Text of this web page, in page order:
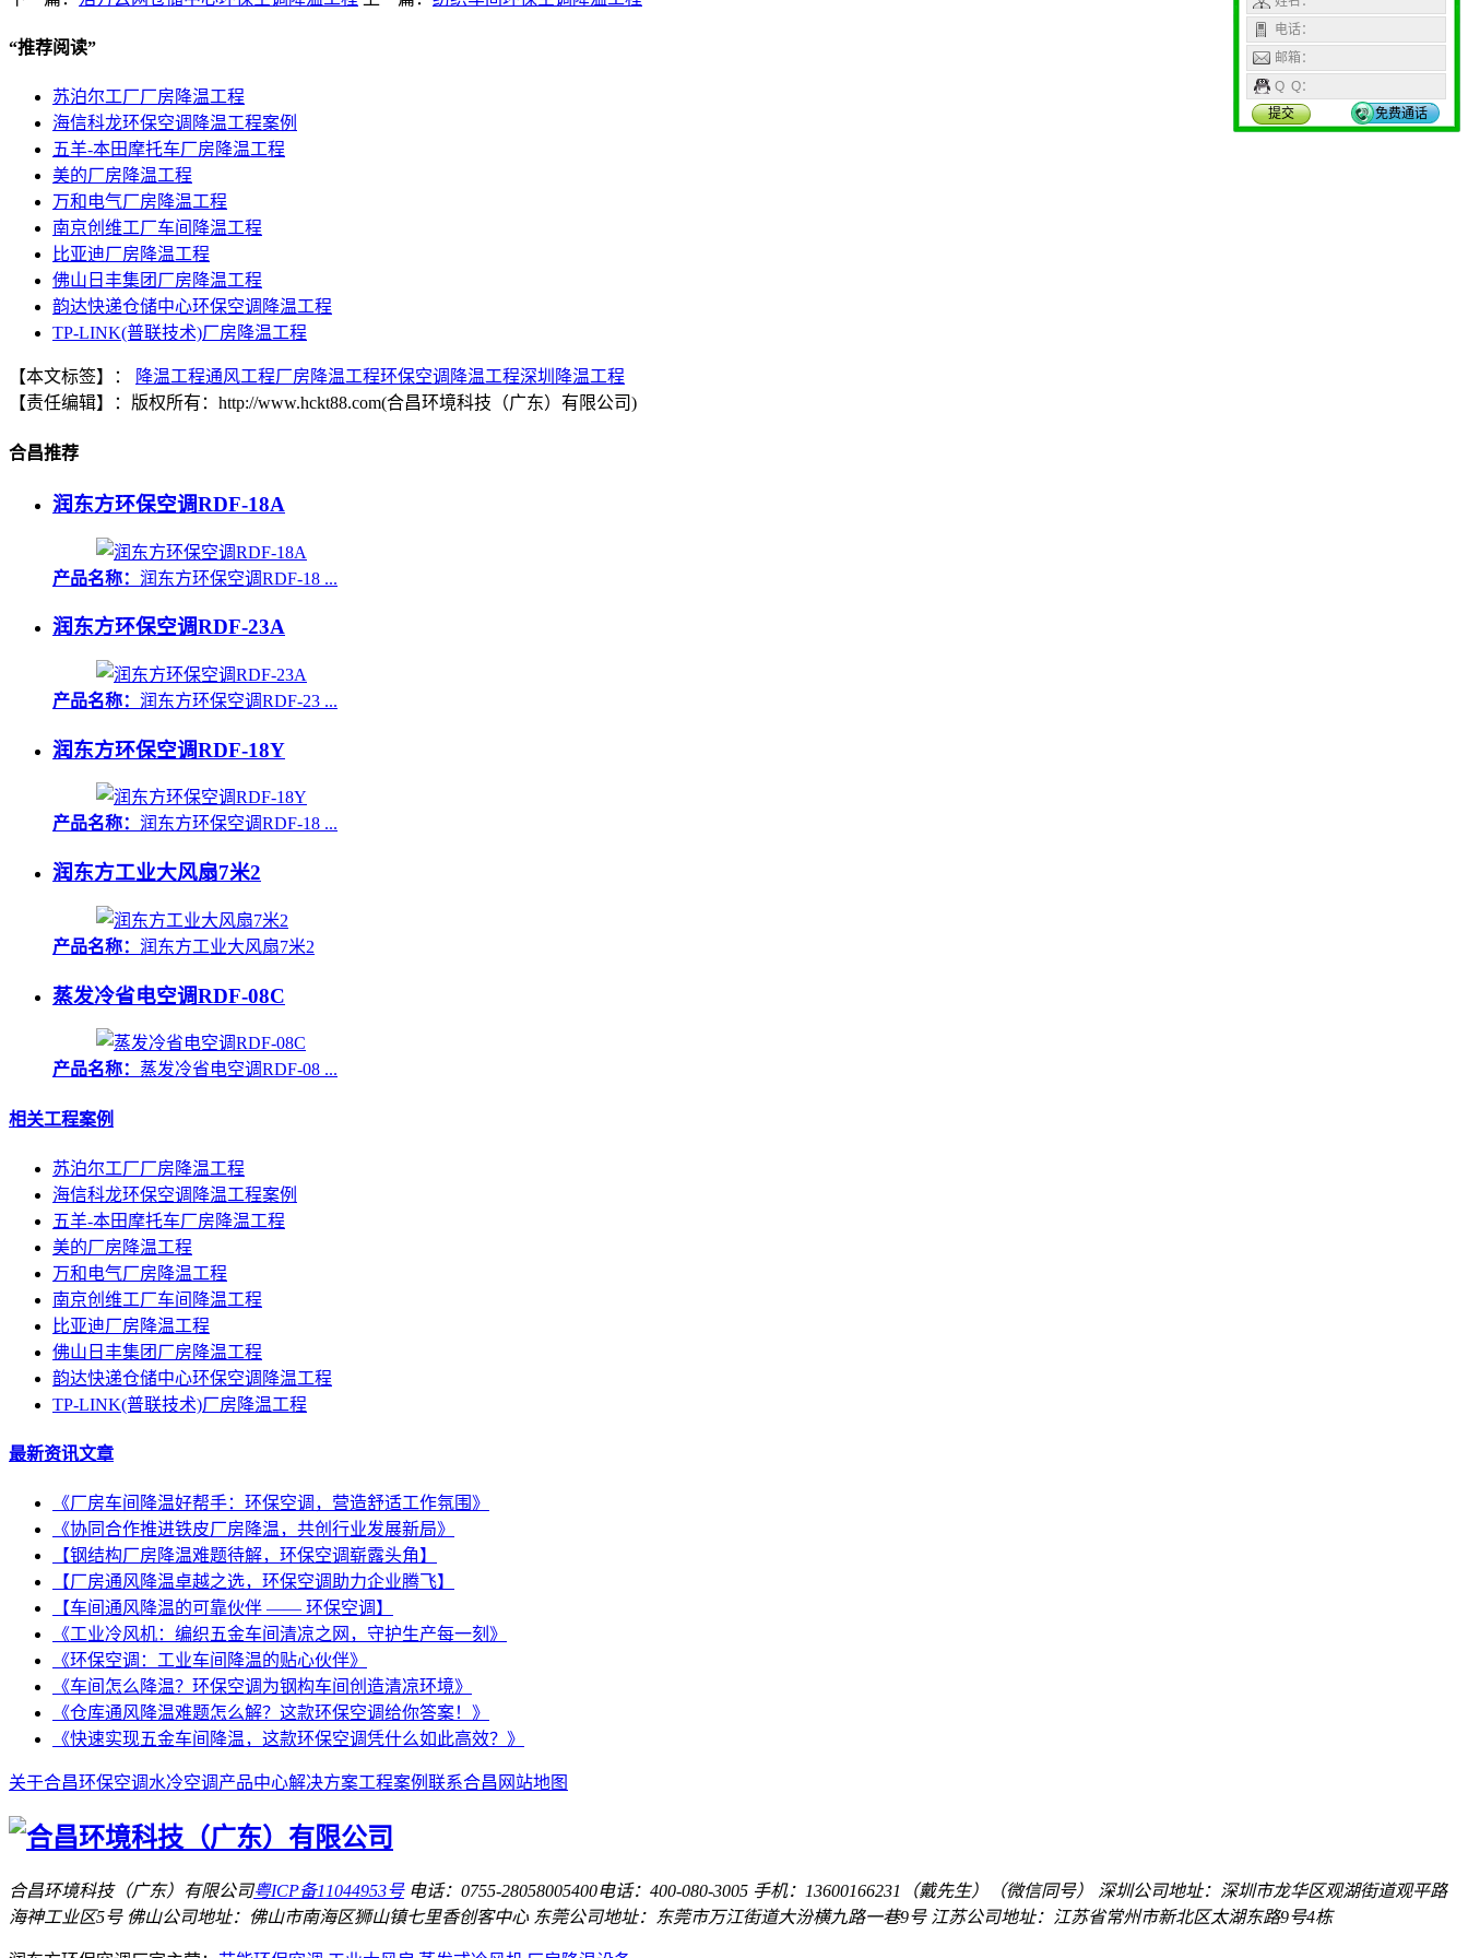
“推荐阅读”
苏泊尔工厂厂房降温工程
海信科龙环保空调降温工程案例
五羊-本田摩托车厂房降温工程
美的厂房降温工程
万和电气厂房降温工程
南京创维工厂车间降温工程
比亚迪厂房降温工程
佛山日丰集团厂房降温工程
韵达快递仓储中心环保空调降温工程
TP-LINK(普联技术)厂房降温工程
【本文标签】： 降温工程通风工程厂房降温工程环保空调降温工程深圳降温工程
【责任编辑】： 版权所有： http://www.hckt88.com(合昌环境科技（广东）有限公司)
合昌推荐
润东方环保空调RDF-18A
产品名称： 润东方环保空调RDF-18 ...
润东方环保空调RDF-23A
产品名称： 润东方环保空调RDF-23 ...
润东方环保空调RDF-18Y
产品名称： 润东方环保空调RDF-18 ...
润东方工业大风扇7米2
产品名称： 润东方工业大风扇7米2
蒸发冷省电空调RDF-08C
产品名称： 蒸发冷省电空调RDF-08 ...
相关工程案例
苏泊尔工厂厂房降温工程
海信科龙环保空调降温工程案例
五羊-本田摩托车厂房降温工程
美的厂房降温工程
万和电气厂房降温工程
南京创维工厂车间降温工程
比亚迪厂房降温工程
佛山日丰集团厂房降温工程
韵达快递仓储中心环保空调降温工程
TP-LINK(普联技术)厂房降温工程
最新资讯文章
《厂房车间降温好帮手：环保空调，营造舒适工作氛围》
《协同合作推进铁皮厂房降温，共创行业发展新局》
【钢结构厂房降温难题待解，环保空调崭露头角】
【厂房通风降温卓越之选，环保空调助力企业腾飞】
【车间通风降温的可靠伙伴 —— 环保空调】
《工业冷风机：编织五金车间清凉之网，守护生产每一刻》
《环保空调：工业车间降温的贴心伙伴》
《车间怎么降温？环保空调为钢构车间创造清凉环境》
《仓库通风降温难题怎么解？这款环保空调给你答案！》
《快速实现五金车间降温，这款环保空调凭什么如此高效？》
关于合昌环保空调 水冷空调 产品中心解决方案工程案例 联系合昌 网站地图
合昌环境科技（广东）有限公司粤ICP备11044953号 电话：0755-28058005400电话：400-080-3005 手机：13600166231（戴先生）（微信同号）
深圳公司地址：深圳市龙华区观湖街道观平路
海神工业区5号 佛山公司地址：佛山市南海区狮山镇七里香创客中心 东莞公司地址：东莞市万江街道大汾横九路一巷9号 江苏公司地址：江苏省常州市新北区太湖东路9号4栋
电话：
邮箱：
Q Q：
提交
免费通话